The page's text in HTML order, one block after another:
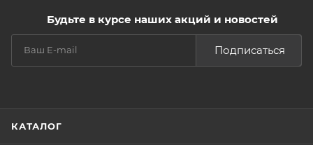
Будьте в курсе наших акций и новостей
Подписаться
КАТАЛОГ